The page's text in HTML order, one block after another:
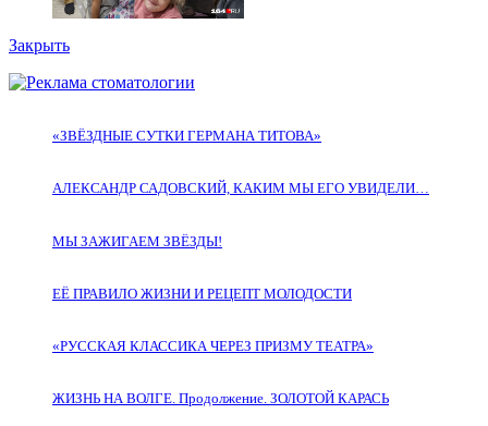
Закрыть
«ЗВЁЗДНЫЕ СУТКИ ГЕРМАНА ТИТОВА»
АЛЕКСАНДР САДОВСКИЙ, КАКИМ МЫ ЕГО УВИДЕЛИ…
МЫ ЗАЖИГАЕМ ЗВЁЗДЫ!
ЕЁ ПРАВИЛО ЖИЗНИ И РЕЦЕПТ МОЛОДОСТИ
«РУССКАЯ КЛАССИКА ЧЕРЕЗ ПРИЗМУ ТЕАТРА»
ЖИЗНЬ НА ВОЛГЕ. Продолжение. ЗОЛОТОЙ КАРАСЬ